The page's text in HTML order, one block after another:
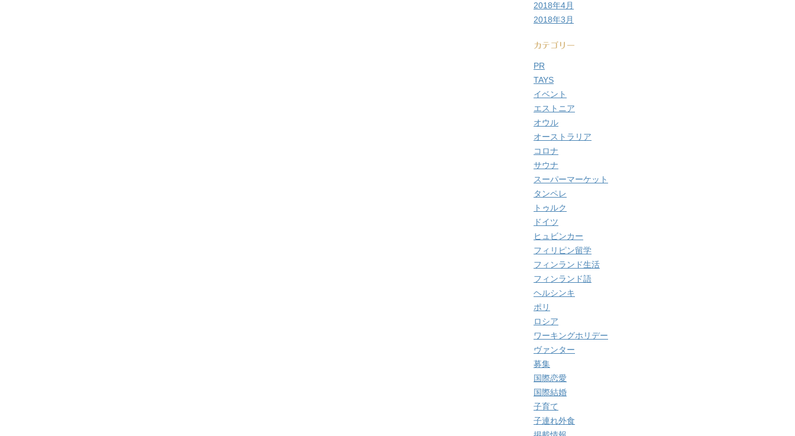
2018年4月
2018年3月
カテゴリー
PR
TAYS
イベント
エストニア
オウル
オーストラリア
コロナ
サウナ
スーパーマーケット
タンペレ
トゥルク
ドイツ
ヒュビンカー
フィリピン留学
フィンランド生活
フィンランド語
ヘルシンキ
ポリ
ロシア
ワーキングホリデー
ヴァンター
募集
国際恋愛
国際結婚
子育て
子連れ外食